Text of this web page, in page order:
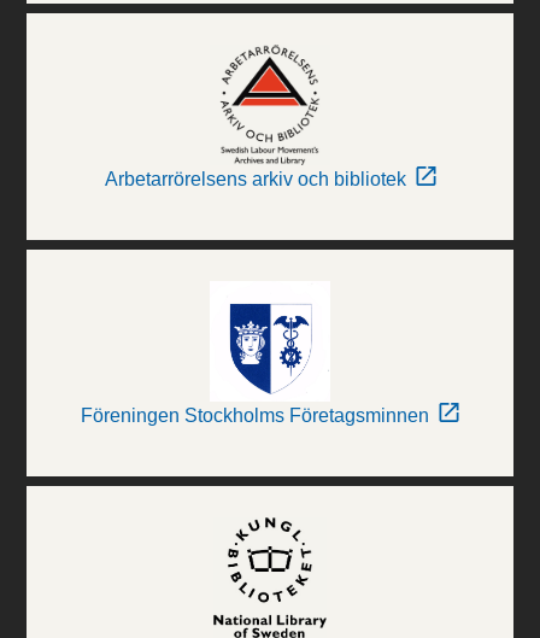
Arbetarrörelsens arkiv och bibliotek
Föreningen Stockholms Företagsminnen